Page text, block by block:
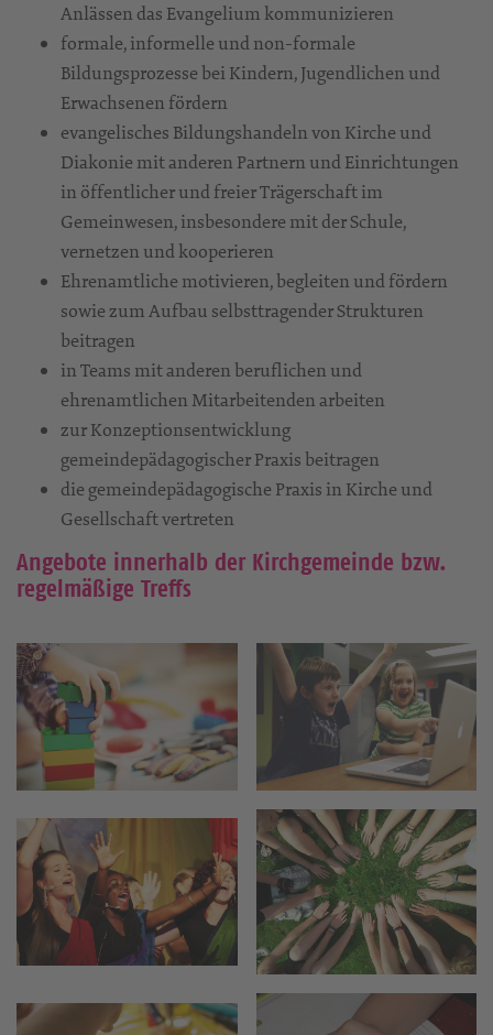
Anlässen das Evangelium kommunizieren
formale, informelle und non-formale
Bildungsprozesse bei Kindern, Jugendlichen und
Erwachsenen fördern
evangelisches Bildungshandeln von Kirche und
Diakonie mit anderen Partnern und Einrichtungen
in öffentlicher und freier Trägerschaft im
Gemeinwesen, insbesondere mit der Schule,
vernetzen und kooperieren
Ehrenamtliche motivieren, begleiten und fördern
sowie zum Aufbau selbsttragender Strukturen
beitragen
in Teams mit anderen beruflichen und
ehrenamtlichen Mitarbeitenden arbeiten
zur Konzeptionsentwicklung
gemeindepädagogischer Praxis beitragen
die gemeindepädagogische Praxis in Kirche und
Gesellschaft vertreten
Angebote innerhalb der Kirchgemeinde bzw.
regelmäßige Treffs